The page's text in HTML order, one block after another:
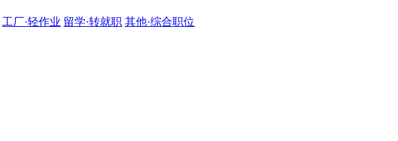
工厂·轻作业 留学·转就职 其他·综合职位